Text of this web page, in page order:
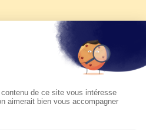
d'été 2026 de KTO
pastorale du pape Léon
à suivre sur KTO le
août